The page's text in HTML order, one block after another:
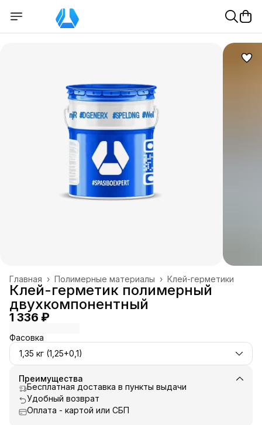
Клей-герметики
Полимерные материалы ›
Главная ›
Клей-герметик полимерный
двухкомпонентный
1 336 ₽
Фасовка
1,35 кг (1,25+0,1)
Преимущества
Бесплатная доставка в пункты выдачи
Удобный возврат
Оплата - картой или СБП